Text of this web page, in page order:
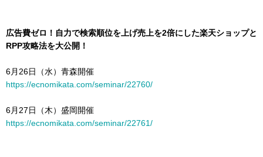
広告費ゼロ！自力で検索順位を上げ売上を2倍にした楽天ショップと
RPP攻略法を大公開！
6月26日（水）青森開催
https://ecnomikata.com/seminar/22760/
6月27日（木）盛岡開催
https://ecnomikata.com/seminar/22761/